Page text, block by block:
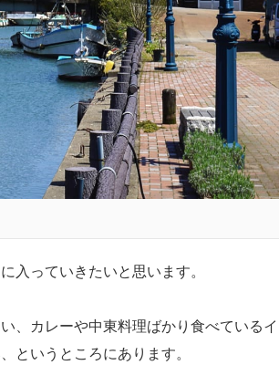
入っていきたいと思います。
、カレーや中東料理ばかり食べているイ
というところにあります。